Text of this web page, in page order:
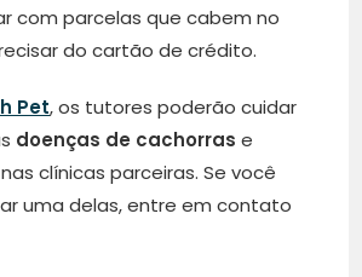
com parcelas que cabem no
do cartão de crédito.
Pet, os tutores poderão cuidar
doenças de cachorras e
clínicas parceiras. Se você
uma delas, entre em contato